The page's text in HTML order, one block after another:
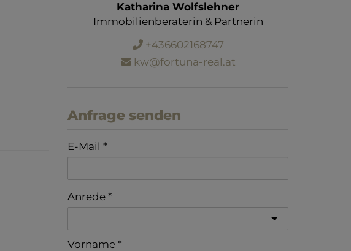
Katharina Wolfslehner
Immobilienberaterin & Partnerin
+436602168747
kw@fortuna-real.at
Anfrage senden
E-Mail
Anrede
Vorname